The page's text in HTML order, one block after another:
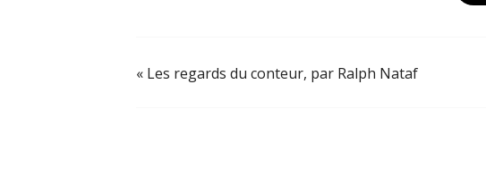
« Les regards du conteur, par Ralph Nataf